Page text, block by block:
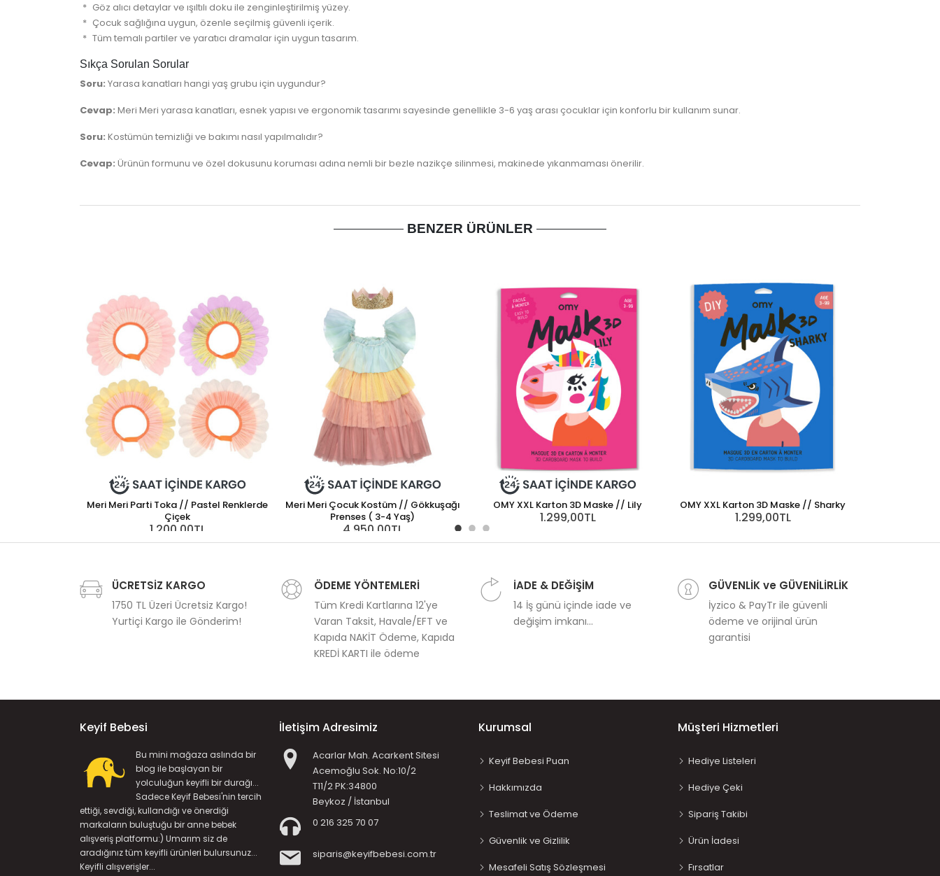
Göz alıcı detaylar ve ışıltılı doku ile zenginleştirilmiş yüzey.
Çocuk sağlığına uygun, özenle seçilmiş güvenli içerik.
Tüm temalı partiler ve yaratıcı dramalar için uygun tasarım.
Sıkça Sorulan Sorular
Soru: Yarasa kanatları hangi yaş grubu için uygundur?
Cevap: Meri Meri yarasa kanatları, esnek yapısı ve ergonomik tasarımı sayesinde genellikle 3-6 yaş arası çocuklar için konforlu bir kullanım sunar.
Soru: Kostümün temizliği ve bakımı nasıl yapılmalıdır?
Cevap: Ürünün formunu ve özel dokusunu koruması adına nemli bir bezle nazikçe silinmesi, makinede yıkanmaması önerilir.
BENZER ÜRÜNLER
Meri Meri Parti Toka // Pastel Renklerde
Çiçek
1.200,00TL
Meri Meri Çocuk Kostüm // Gökkuşağı
Prenses ( 3-4 Yaş)
4.950,00TL
OMY XXL Karton 3D Maske // Lily
1.299,00TL
OMY XXL Karton 3D Maske // Sharky
1.299,00TL
Wild & Soft
ÜCRETSİZ KARGO
1750 TL Üzeri Ücretsiz Kargo!
Yurtiçi Kargo ile Gönderim!
ÖDEME YÖNTEMLERİ
Tüm Kredi Kartlarına 12'ye
Varan Taksit, Havale/EFT ve
Kapıda NAKİT Ödeme, Kapıda
KREDİ KARTI ile ödeme
İADE & DEĞİŞİM
14 İş günü içinde iade ve
değişim imkanı...
GÜVENLİK ve GÜVENİLİRLİK
İyzico & PayTr ile güvenli
ödeme ve orijinal ürün
garantisi
Keyif Bebesi
Bu mini mağaza aslında bir
blog ile başlayan bir
yolculuğun keyifli bir durağı...
Sadece Keyif Bebesi'nin tercih
ettiği, sevdiği, kullandığı ve önerdiği
markaların buluştuğu bir anne bebek
alışveriş platformu:) Umarım siz de
aradığınız tüm keyifli ürünleri bulursunuz...
Keyifli alışverişler...
İletişim Adresimiz
Acarlar Mah. Acarkent Sitesi
Acemoğlu Sok. No:10/2
T11/2 PK:34800
Beykoz / İstanbul
0 216 325 70 07
siparis@keyifbebesi.com.tr
Kurumsal
Keyif Bebesi Puan
Hakkımızda
Teslimat ve Ödeme
Güvenlik ve Gizlilik
Mesafeli Satış Sözleşmesi
Müşteri Hizmetleri
Hediye Listeleri
Hediye Çeki
Sipariş Takibi
Ürün İadesi
Fırsatlar